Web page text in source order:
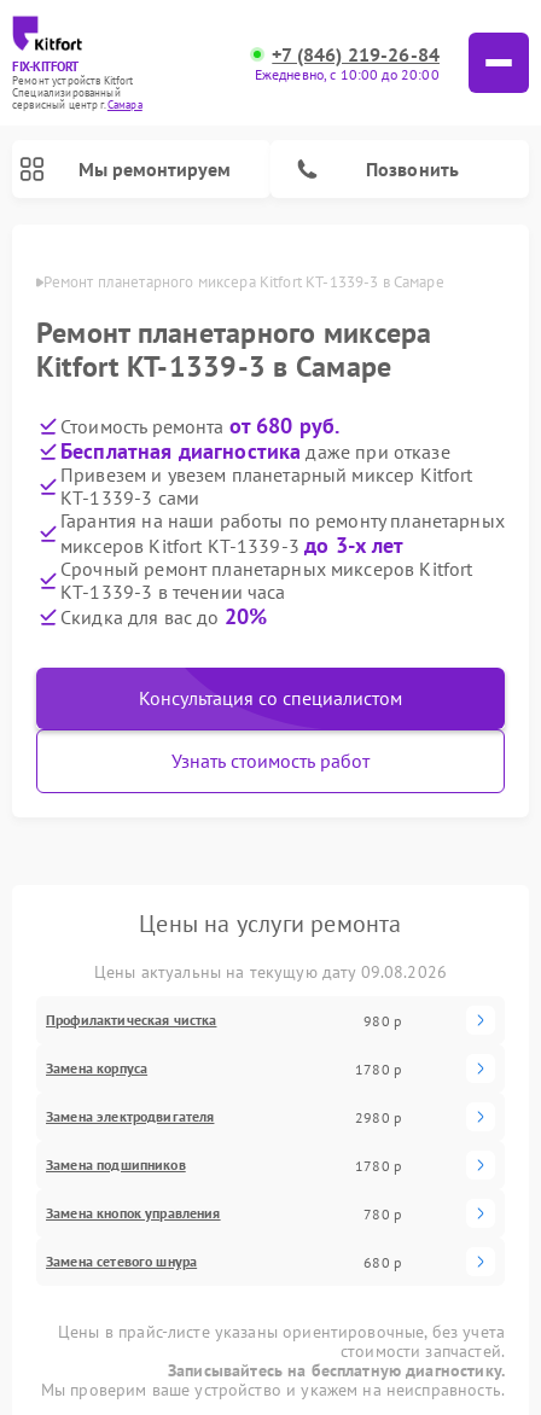
FIX-KITFORT
Ремонт устройств Kitfort
Специализированный
cервисный центр г.Самара
+7 (846) 219-26-84
Ежедневно, с 10:00 до 20:00
Мы ремонтируем Позвонить
Ремонт планетарного миксера Kitfort КТ-1339-3 в Самаре
Ремонт планетарного миксера
Kitfort КТ-1339-3 в Самаре
Стоимость ремонта от 680 руб.
Бесплатная диагностика даже при отказе
Привезем и увезем планетарный миксер Kitfort
КТ-1339-3 сами
Гарантия на наши работы по ремонту планетарных
миксеров Kitfort КТ-1339-3до 3-х лет
Срочный ремонт планетарных миксеров Kitfort
КТ-1339-3 в течении часа
Скидка для вас до 20%
Консультация со специалистом
Узнать стоимость работ
Цены на услуги ремонта
Цены актуальны на текущую дату 09.08.2026
Профилактическая чистка 980 р
Замена корпуса 1780 р
Замена электродвигателя 2980 р
Замена подшипников 1780 р
Замена кнопок управления 780 р
Замена сетевого шнура 680 р
Цены в прайс-листе указаны ориентировочные, без учета
стоимости запчастей.
Записывайтесь на бесплатную диагностику.
Мы проверим ваше устройство и укажем на неисправность.